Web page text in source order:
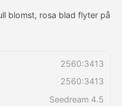
blomst, rosa blad flyter på
2560:3413
2560:3413
Seedream 4.5